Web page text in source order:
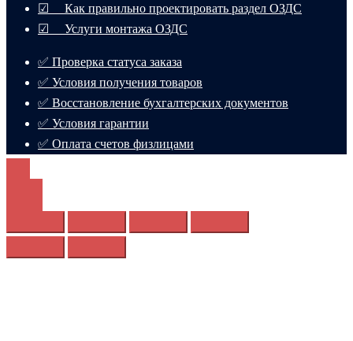
☑ Как правильно проектировать раздел ОЗДС
☑ Услуги монтажа ОЗДС
✅ Проверка статуса заказа
✅ Условия получения товаров
✅ Восстановление бухгалтерских документов
✅ Условия гарантии
✅ Оплата счетов физлицами